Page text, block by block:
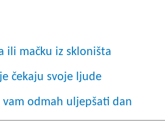
ili mačku iz skloništa
čekaju svoje ljude
odmah uljepšati dan